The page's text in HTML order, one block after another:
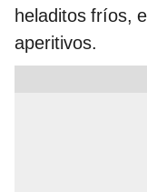
heladitos fríos,
aperitivos.